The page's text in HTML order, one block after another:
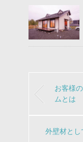
お客様
ムとは
外壁材とし